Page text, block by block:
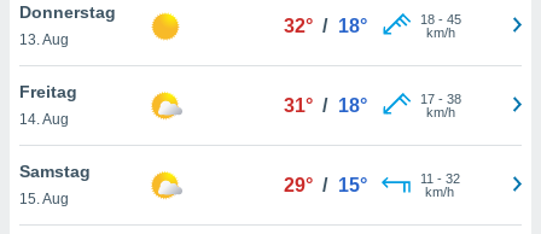
finden
. Sie
jederzeit
Rand
Donnerstag
13. Aug
32° / 18° 18- 45
km/h
Freitag
14. Aug
31° / 18° 17- 38
km/h
Samstag
15. Aug
29° / 15° 11 - 32
km/h